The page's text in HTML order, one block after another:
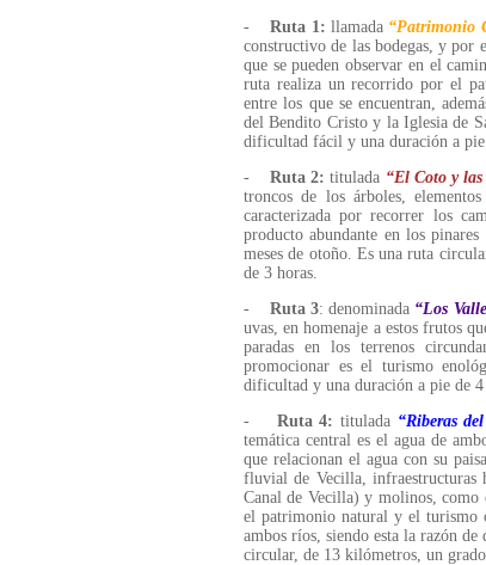
-Ruta 1:llamada “Patrimonio
constructivo de las bodegas, y
que se pueden observar en el
ruta realiza un recorrido por el
entre los que se encuentran,
del Bendito Cristo y la Iglesia de
dificultad fácil y una duración a
- Ruta 2: titulada “El Coto y las
troncos de los árboles,
caracterizada por recorrer los
producto abundante en los
meses de otoño. Es una ruta
de 3 horas.
- Ruta 3: denominada “Los
uvas, en homenaje a estos frutos
paradas en los terrenos
promocionar es el turismo
dificultad y una duración a pie de 4
- Ruta 4: titulada “Riberas
temática central es el agua de
que relacionan el agua con su
fluvial de Vecilla, infraestructuras
Canal de Vecilla) y molinos, como
el patrimonio natural y el turismo
ambos ríos, siendo esta la razón
circular, de 13 kilómetros, un